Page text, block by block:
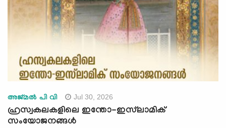
അജ്മല്‍ പി വി Jul 30, 2026
ഹ്രസ്വകലകളിലെ ഇന്തോ-ഇസ്‍ലാമിക്
സംയോജനങ്ങൾ